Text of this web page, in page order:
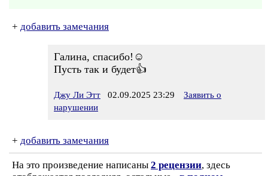
+ добавить замечания
Галина, спасибо!☺
Пусть так и будет👍
Джу Ли Этт 02.09.2025 23:29
Заявить о
нарушении
+ добавить замечания
На это произведение написаны 2 рецензии, здесь